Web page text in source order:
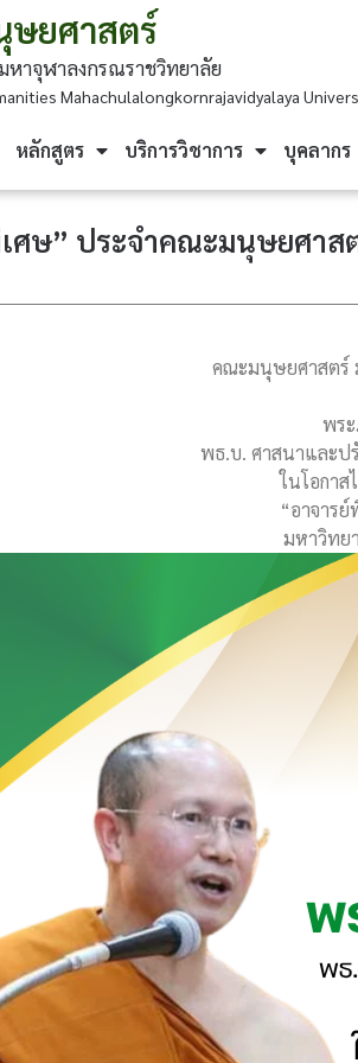
ยศาสตร์
หาจุฬาลงกรณราชวิทยาลัย
Mahachulalongkornrajavidyalaya
หลักสูตร บริการวิชาการ บุคลากร
ศษ” ประจำคณะมนุษยศาส
คณะมนุษยศาสตร์
พร
พธ.บ. ศาสนาและป
ในโอกาส
“อาจาร
มหาวิทย